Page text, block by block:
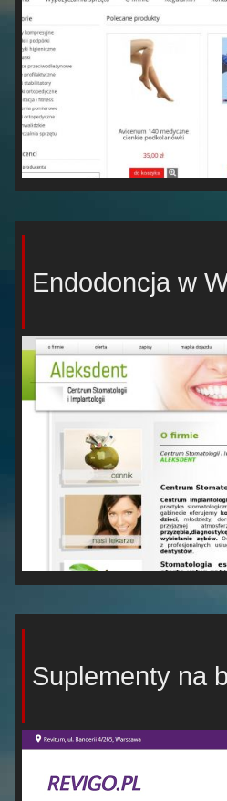
Endodoncja w
Suplementy na